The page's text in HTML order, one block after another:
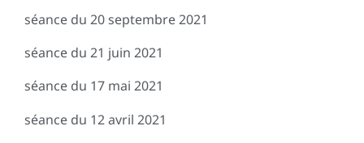
séance du 20 septembre 2021
séance du 21 juin 2021
séance du 17 mai 2021
séance du 12 avril 2021